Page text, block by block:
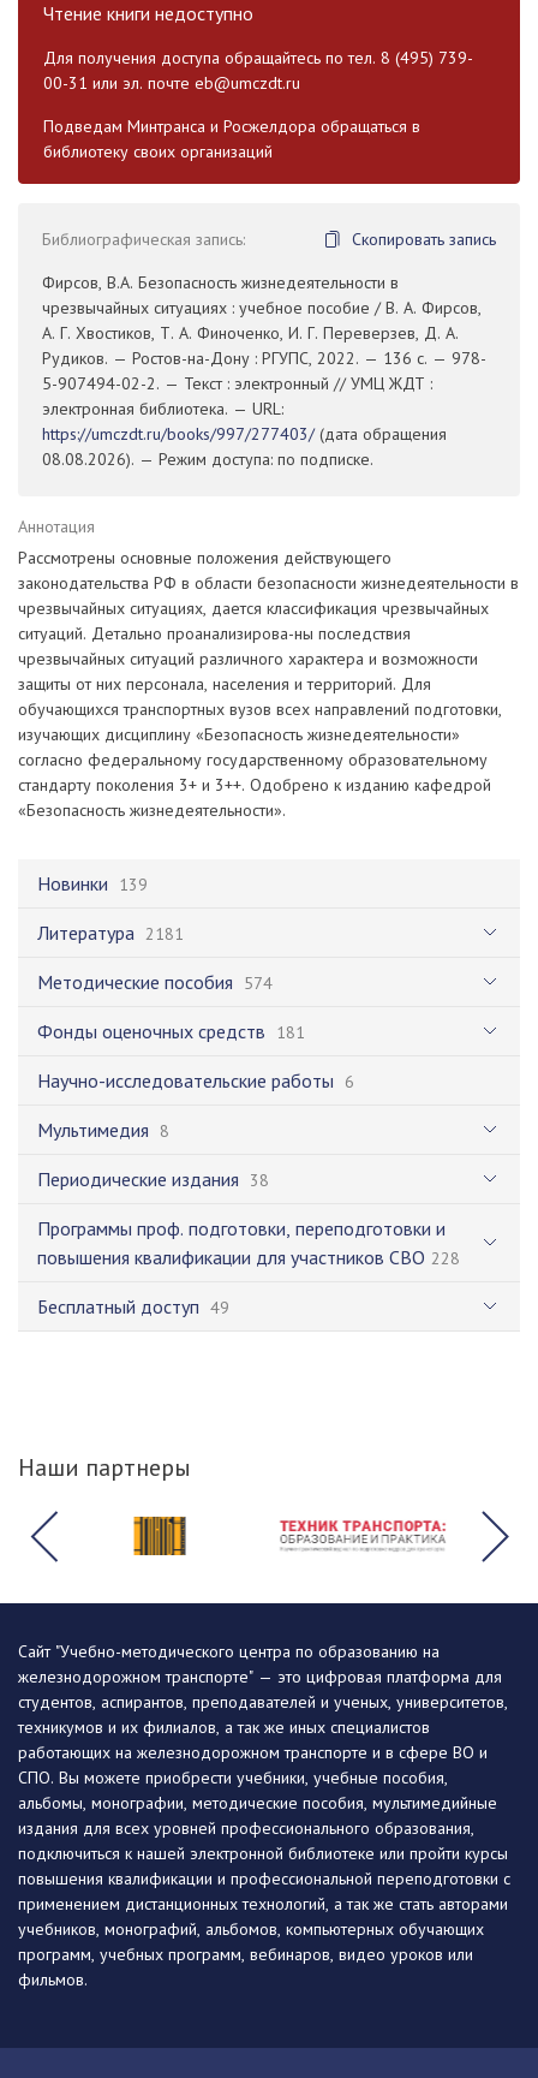
Новинки 139
Литература 2181
Методические пособия 574
Фонды оценочных средств 181
Научно-исследовательские работы 6
Мультимедия 8
Периодические издания 38
Программы проф. подготовки, переподготовки и
повышения квалификации для участников СВО 228
Бесплатный доступ 49
Чтение книги недоступно
Для получения доступа обращайтесь по тел. 8 (495) 739-
00-31 или эл. почте eb@umczdt.ru
Подведам Минтранса и Росжелдора обращаться в
библиотеку своих организаций
Библиографическая запись:
Скопировать запись
Фирсов, В.А. Безопасность жизнедеятельности в
чрезвычайных ситуациях : учебное пособие / В. А. Фирсов,
А. Г. Хвостиков, Т. А. Финоченко, И. Г. Переверзев, Д. А.
Рудиков. — Ростов-на-Дону : РГУПС, 2022. — 136 с. — 978-
5-907494-02-2. — Текст : электронный // УМЦ ЖДТ :
электронная библиотека. — URL:
https://umczdt.ru/books/997/277403/(дата обращения
08.08.2026). — Режим доступа: по подписке.
Аннотация
Рассмотрены основные положения действующего
законодательства РФ в области безопасности жизнедеятельности в
чрезвычайных ситуациях, дается классификация чрезвычайных
ситуаций. Детально проанализирова-ны последствия
чрезвычайных ситуаций различного характера и возможности
защиты от них персонала, населения и территорий. Для
обучающихся транспортных вузов всех направлений подготовки,
изучающих дисциплину «Безопасность жизнедеятельности»
согласно федеральному государственному образовательному
стандарту поколения 3+ и 3++. Одобрено к изданию кафедрой
«Безопасность жизнедеятельности».
Наши партнеры
Сайт "Учебно-методического центра по образованию на
железнодорожном транспорте" — это цифровая платформа для
студентов, аспирантов, преподавателей и ученых, университетов,
техникумов и их филиалов, а так же иных специалистов
работающих на железнодорожном транспорте и в сфере ВО и
СПО. Вы можете приобрести учебники, учебные пособия,
альбомы, монографии, методические пособия, мультимедийные
издания для всех уровней профессионального образования,
подключиться к нашей электронной библиотеке или пройти курсы
повышения квалификации и профессиональной переподготовки с
применением дистанционных технологий, а так же стать авторами
учебников, монографий, альбомов, компьютерных обучающих
программ, учебных программ, вебинаров, видео уроков или
фильмов.